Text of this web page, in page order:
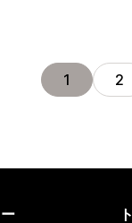
1 2